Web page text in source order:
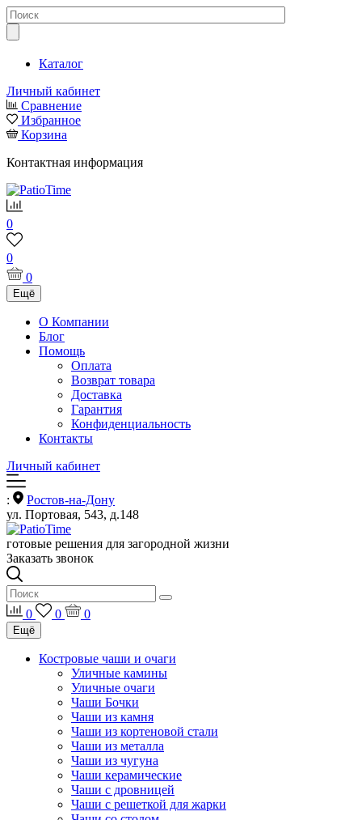
Каталог
Личный кабинет
Сравнение
Избранное
Корзина
Контактная информация
0
0
0
Ещё
О Компании
Блог
Помощь
Оплата
Возврат товара
Доставка
Гарантия
Конфиденциальность
Контакты
Личный кабинет
:
Ростов-на-Дону
ул. Портовая, 543, д.148
готовые решения для загородной жизни
Заказать звонок
0 0 0
Ещё
Костровые чаши и очаги
Уличные камины
Уличные очаги
Чаши Бочки
Чаши из камня
Чаши из кортеновой стали
Чаши из металла
Чаши из чугуна
Чаши керамические
Чаши с дровницей
Чаши с решеткой для жарки